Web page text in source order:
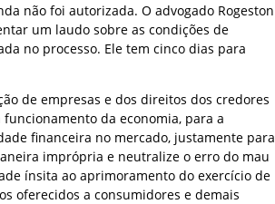
não foi autorizada. O advogado Rogeston
um laudo sobre as condições de
no processo. Ele tem cinco dias para
de empresas e dos direitos dos credores
da economia, para a
financeira no mercado, justamente para
imprópria e neutralize o erro do mau
ínsita ao aprimoramento do exercício de
oferecidos a consumidores e demais